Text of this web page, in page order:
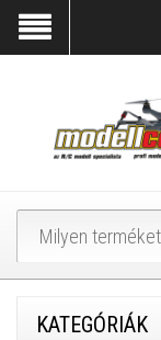
KATEGÓRIÁK